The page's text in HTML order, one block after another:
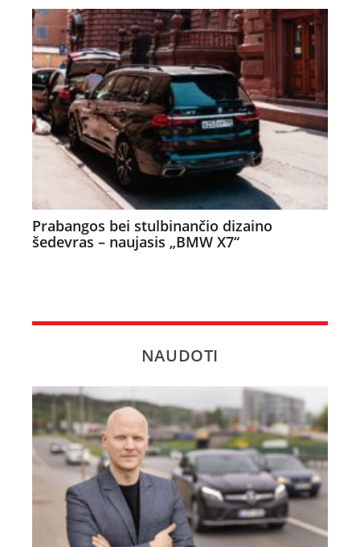
Prabangos bei stulbinančio dizaino
šedevras – naujasis „BMW X7“
NAUDOTI